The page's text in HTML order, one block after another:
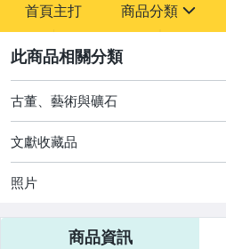
首頁主打 商品分類
其它
古董、藝術與礦石
文獻收藏品
照片
商品資訊